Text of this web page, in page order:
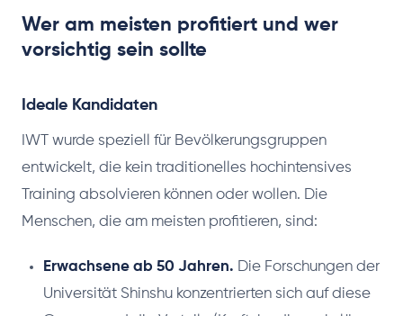
Wer am meisten profitiert und wer
vorsichtig sein sollte
Ideale Kandidaten
IWT wurde speziell für Bevölkerungsgruppen
entwickelt, die kein traditionelles hochintensives
Training absolvieren können oder wollen. Die
Menschen, die am meisten profitieren, sind:
Erwachsene ab 50 Jahren. Die Forschungen der
Universität Shinshu konzentrierten sich auf diese